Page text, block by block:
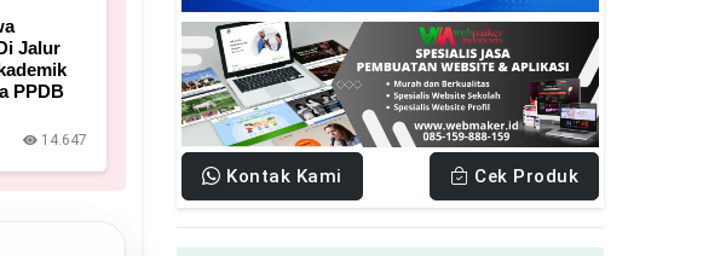
Jalur
PPDB
14.647
Kontak Kami Cek Produk